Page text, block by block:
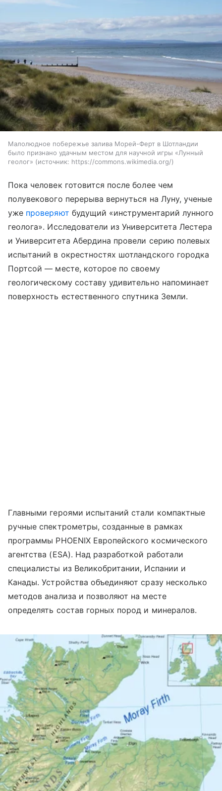
Малолюдное побережье залива Морей-Ферт в Шотландии
было признано удачным местом для научной игры «Лунный
геолог»
источник: https://commons.wikimedia.org/
Пока человек готовится после более чем
полувекового перерыва вернуться на Луну, ученые
уже проверяют будущий «инструментарий лунного
геолога». Исследователи из Университета Лестера
и Университета Абердина провели серию полевых
испытаний в окрестностях шотландского городка
Портсой — месте, которое по своему
геологическому составу удивительно напоминает
поверхность естественного спутника Земли.
Главными героями испытаний стали компактные
ручные спектрометры, созданные в рамках
программы PHOENIX Европейского космического
агентства (ESA). Над разработкой работали
специалисты из Великобритании, Испании и
Канады. Устройства объединяют сразу несколько
методов анализа и позволяют на месте
определять состав горных пород и минералов.